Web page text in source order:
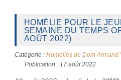
HOMÉLIE POUR LE
SEMAINE DU TEMPS
AOÛT 2022)
Catégorie : Homélies de Dom Armand
Publication : 17 août 2022